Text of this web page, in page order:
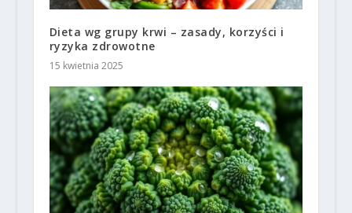
Dieta wg grupy krwi – zasady, korzyści i
ryzyka zdrowotne
15 kwietnia 2025